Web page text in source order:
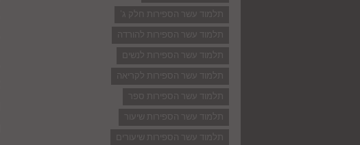
תלמוד עשר הספירות חלק ג'
תלמוד עשר הספירות להורדה
תלמוד עשר הספירות לנשים
תלמוד עשר הספירות לקריאה
תלמוד עשר הספירות ספר
תלמוד עשר הספירות שיעור
תלמוד עשר הספירות שיעורים